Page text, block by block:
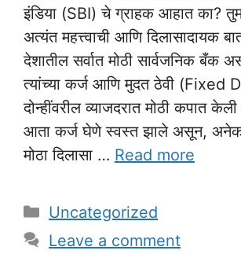
इंडिया (SBI) चे ग्राहक आहात का?
अत्यंत महत्त्वाची आणि दिलासादायक
देशातील सर्वात मोठी सार्वजनिक बँक
त्यांच्या कर्ज आणि मुदत ठेवी (Fixed
दोन्हींवरील व्याजदरात मोठी कपात
आता कर्ज घेणे स्वस्त झाले असून, अनेक
मोठा दिलासा … Read more
Categories
Uncategorized
Leave a comment